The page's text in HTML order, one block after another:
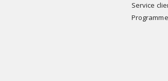
Service